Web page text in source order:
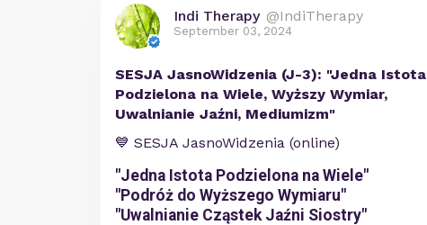
Indi Therapy @IndiTherapy
September 03, 2024
SESJA JasnoWidzenia (J-3): "Jedna Istota
Podzielona na Wiele, Wyższy Wymiar,
Uwalnianie Jaźni, Mediumizm"
💙 SESJA JasnoWidzenia (online)
"Jedna Istota Podzielona na Wiele"
"Podróż do Wyższego Wymiaru"
"Uwalnianie Cząstek Jaźni Siostry"